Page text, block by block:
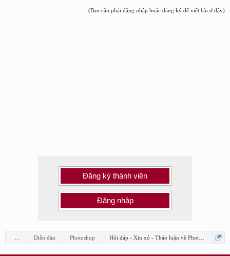
(Bạn cần phải đăng nhập hoặc đăng ký để viết bài ở đây)
Đăng ký thành viên
Đăng nhập
Diễn đàn Photoshop Hỏi đáp - Xin xỏ - Thảo luận về Photoshop